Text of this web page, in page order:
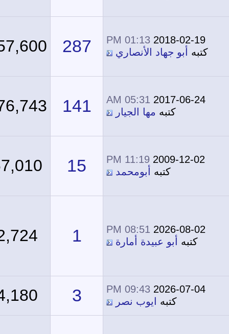
2018-02-19
01:13 PM
كتبهأبو جهاد الأنصاري 287
357,600
2017-06-24
05:31 AM
كتبهمها الجيار 141
276,743
2009-12-02
11:19 PM
كتبهأبومحمد 15
67,010
2026-08-02
08:51 PM
كتبهأبو عبيدة أمارة 2,724
2026-07-04
09:43 PM
كتبهايوب نصر 4,180